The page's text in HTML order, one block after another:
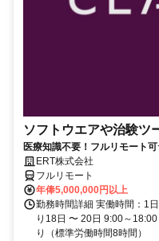
ソフトウエアや治験ツ
医療知識不要！フルリモート
ERT株式会社
フルリモート
年俸5,000,000円以上
勤務時間詳細 実働時間：1
り18日 〜 20日 9:00～
り（標準労働時間8時間）